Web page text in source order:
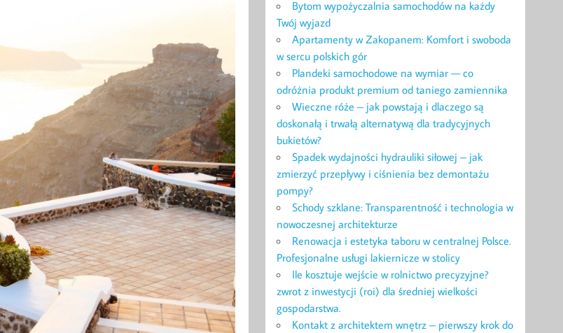
Bytom wypożyczalnia samochodów na każdy
Twój wyjazd
Apartamenty w Zakopanem: Komfort i swoboda
w sercu polskich gór
Plandeki samochodowe na wymiar — co
odróżnia produkt premium od taniego zamiennika
Wieczne róże – jak powstają i dlaczego są
doskonałą i trwałą alternatywą dla tradycyjnych
bukietów?
Spadek wydajności hydrauliki siłowej – jak
zmierzyć przepływy i ciśnienia bez demontażu
pompy?
Schody szklane: Transparentność i technologia w
nowoczesnej architekturze
Renowacja i estetyka taboru w centralnej Polsce.
Profesjonalne usługi lakiernicze w stolicy
Ile kosztuje wejście w rolnictwo precyzyjne?
zwrot z inwestycji (roi) dla średniej wielkości
gospodarstwa.
Kontakt z architektem wnętrz – pierwszy krok do